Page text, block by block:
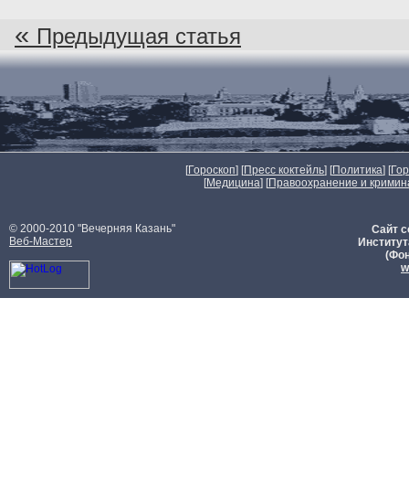
« Предыдущая статья
[Гороскоп] [Пресс коктейль] [Политика] [
[Медицина] [Правоохранение и
© 2000-2010 "Вечерняя Казань"
Веб-Мастер
Сайт